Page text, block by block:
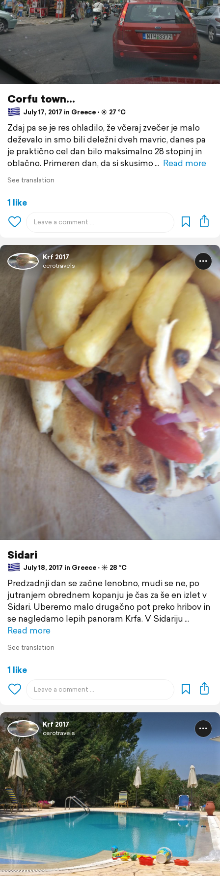
Corfu town...
July 17, 2017 in Greece ⋅ ☀️ 27 °C
Zdaj pa se je res ohladilo, že včeraj zvečer je malo
deževalo in smo bili deležni dveh mavric, danes pa
je praktično cel dan bilo maksimalno 28 stopinj in
oblačno. Primeren dan, da si skusimo
Read more
See translation
1 like
Krf 2017
cerotravels
Sidari
July 18, 2017 in Greece ⋅ ☀️ 28 °C
Predzadnji dan se začne lenobno, mudi se ne, po
jutranjem obrednem kopanju je čas za še en izlet v
Sidari. Uberemo malo drugačno pot preko hribov in
se nagledamo lepih panoram Krfa. V Sidariju
Read more
See translation
1 like
Krf 2017
cerotravels